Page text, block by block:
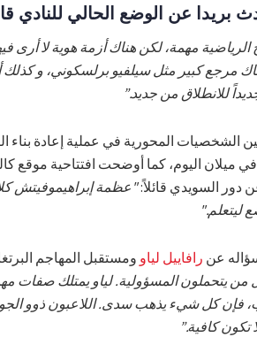
بريدا عن الوضع الحالي للنادي
الرياضية مهمة، لكن هناك أزمة هوية لا أرى
مرجع كبير مثل سيلفيو برلسكوني، و كذلك
للانطلاق من جديد.”
الشخصيات المحورية في عملية إعادة بناء
ميلان اليوم، كما أوضحت افتتاحية موقع
دور السويدي قائلاً:"عظمة إبراهيموفيتش
ليتعلم."
عن رافاييل لياو ومستقبل المهاجم
من يتحملون المسؤولية. لياو يمتلك صفات
فإن كل شيء يذهب سدى. اللاعبون ذوو الجودة
تكون كافية.”